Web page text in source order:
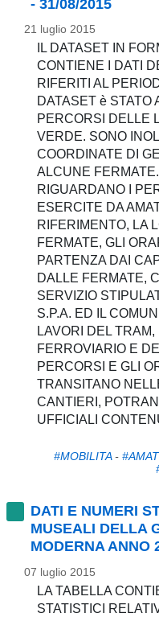
- 31/08/2015
21 luglio 2015
IL DATASET IN
CONTIENE I DATI
RIFERITI AL
DATASET è STATO
PERCORSI DELLE
VERDE. SONO
COORDINATE DI
ALCUNE
RIGUARDANO I
ESERCITE DA
RIFERIMENTO, LA
FERMATE, GLI
PARTENZA DAI
DALLE FERMATE,
SERVIZIO
S.P.A. ED IL
LAVORI DEL
FERROVIARIO E
PERCORSI E GLI
TRANSITANO
CANTIERI,
UFFICIALI
#MOBILITA- #AMAT
DATI E NUMERI
MUSEALI DELLA
MODERNA ANNO
07 luglio 2015
LA TABELLA
STATISTICI